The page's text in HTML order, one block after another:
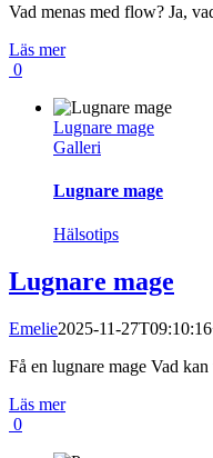
Vad menas med flow? Ja,
Läs mer
0
Lugnare mage
Galleri
Lugnare mage
Hälsotips
Lugnare mage
Emelie2025-11-
Få en lugnare mage Vad
Läs mer
0